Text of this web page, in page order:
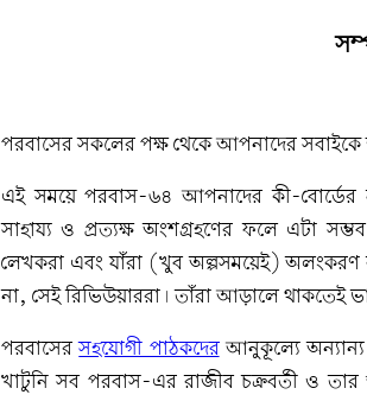
পরবাসের সকলের পক্ষ থেকে আপনাদের সবাইকে
এই সময়ে পরবাস-৬৪ আপনাদের কী-বোর্ডের
সাহায্য ও প্রত্যক্ষ অংশগ্রহণের ফলে এটা
লেখকরা এবং যাঁরা (খুব অল্পসময়েই)
না, সেই রিভিউয়াররা। তাঁরা আড়ালে
পরবাসেরসহযোগী পাঠকদেরআনুকূল্যে অন্যান্য
খাটুনি সব পরবাস-এর রাজীব চক্রবর্তী ও তার